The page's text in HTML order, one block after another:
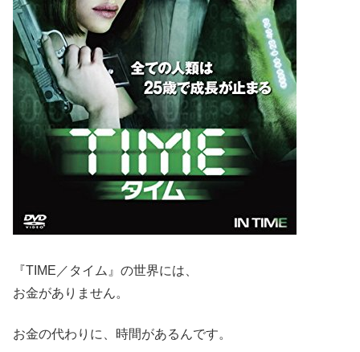
『TIME／タイム』の世界には、
お金がありません。
お金の代わりに、時間があるんです。